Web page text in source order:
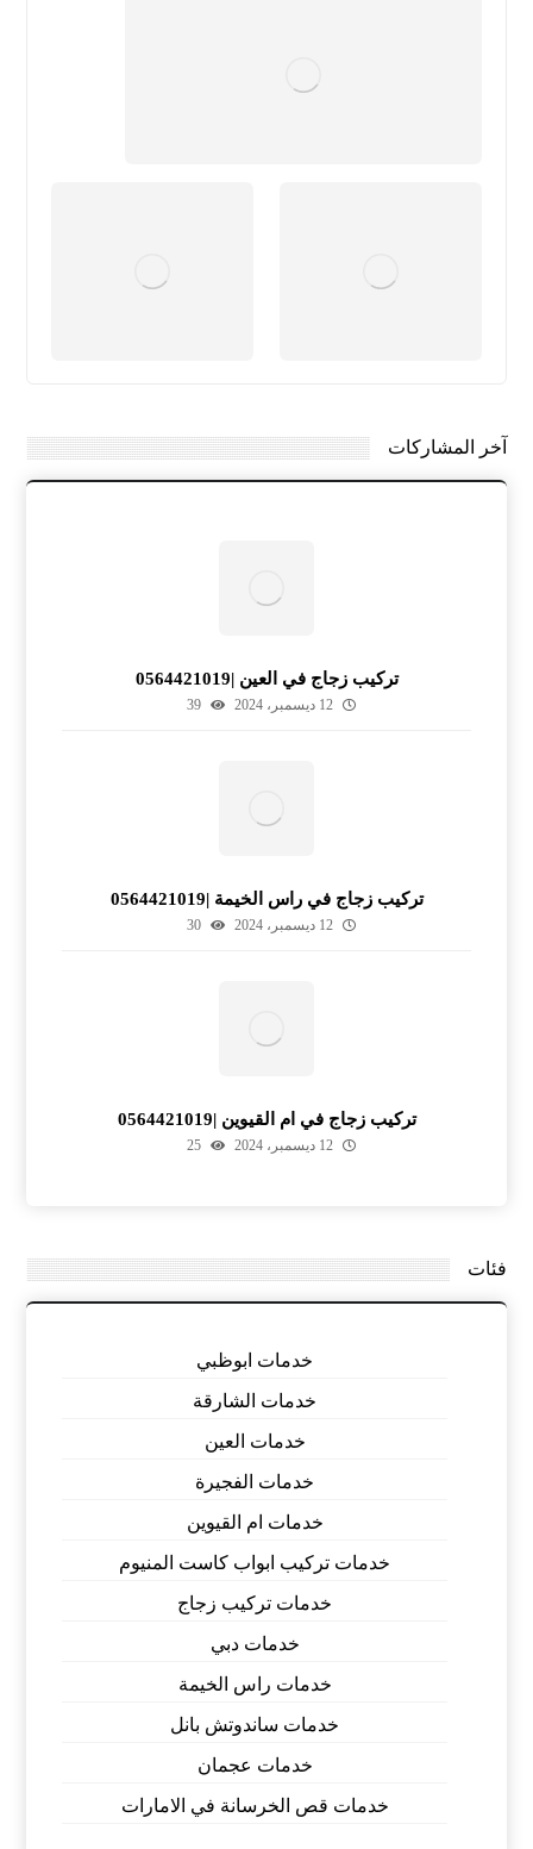
آخر المشاركات
تركيب زجاج في العين |0564421019
12 ديسمبر، 2024 39
تركيب زجاج في راس الخيمة |0564421019
12 ديسمبر، 2024 30
تركيب زجاج في ام القيوين |0564421019
12 ديسمبر، 2024 25
فئات
خدمات ابوظبي
خدمات الشارقة
خدمات العين
خدمات الفجيرة
خدمات ام القيوين
خدمات تركيب ابواب كاست المنيوم
خدمات تركيب زجاج
خدمات دبي
خدمات راس الخيمة
خدمات ساندوتش بانل
خدمات عجمان
خدمات قص الخرسانة في الامارات